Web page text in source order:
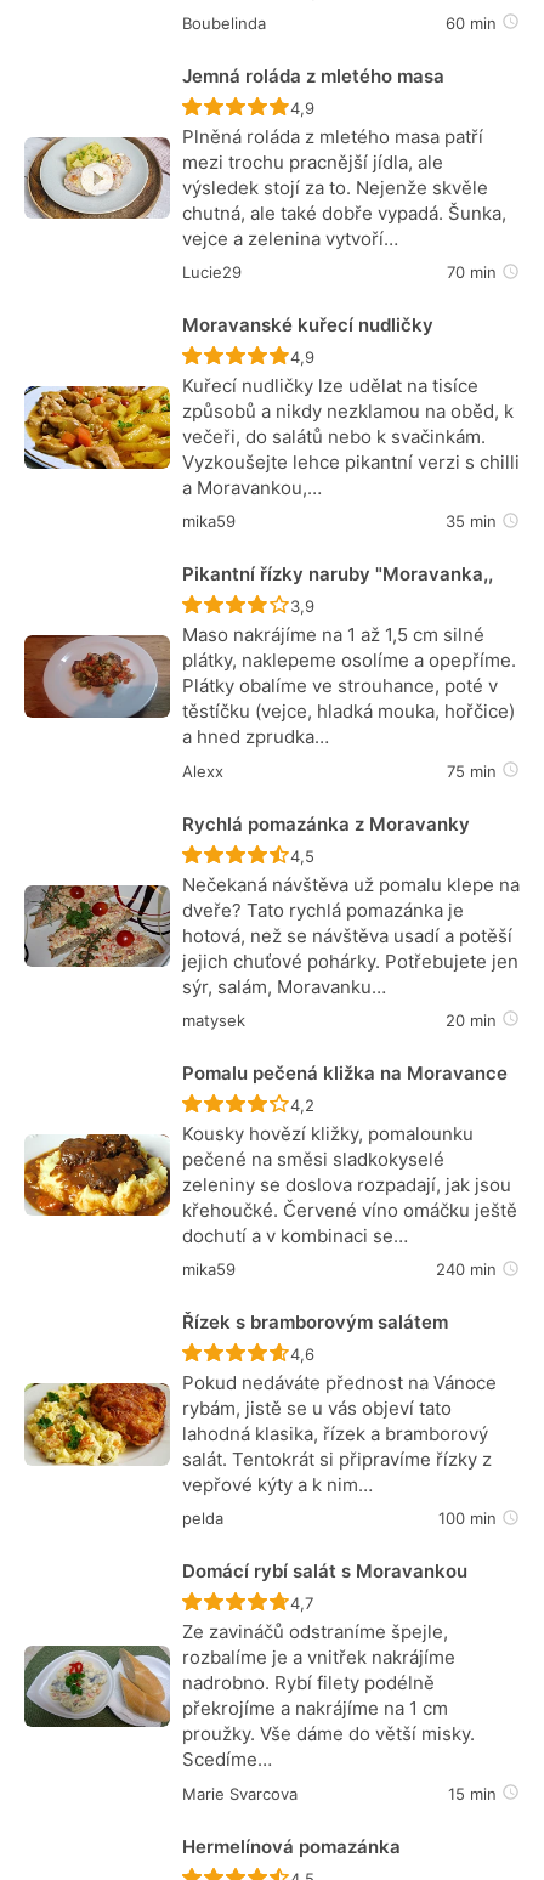
Boubelinda 60 min
Jemná roláda z mletého masa
Recept ještě nebyl hodnocen
4,9
Plněná roláda z mletého masa patří
mezi trochu pracnější jídla, ale
výsledek stojí za to. Nejenže skvěle
chutná, ale také dobře vypadá. Šunka,
vejce a zelenina vytvoří…
Lucie29 70 min
Moravanské kuřecí nudličky
Recept ještě nebyl hodnocen
4,9
Kuřecí nudličky lze udělat na tisíce
způsobů a nikdy nezklamou na oběd, k
večeři, do salátů nebo k svačinkám.
Vyzkoušejte lehce pikantní verzi s chilli
a Moravankou,…
mika59 35 min
Pikantní řízky naruby "Moravanka,,
Recept ještě nebyl hodnocen
3,9
Maso nakrájíme na 1 až 1,5 cm silné
plátky, naklepeme osolíme a opepříme.
Plátky obalíme ve strouhance, poté v
těstíčku (vejce, hladká mouka, hořčice)
a hned zprudka…
Alexx 75 min
Rychlá pomazánka z Moravanky
Recept ještě nebyl hodnocen
4,5
Nečekaná návštěva už pomalu klepe na
dveře? Tato rychlá pomazánka je
hotová, než se návštěva usadí a potěší
jejich chuťové pohárky. Potřebujete jen
sýr, salám, Moravanku…
matysek 20 min
Pomalu pečená kližka na Moravance
Recept ještě nebyl hodnocen
4,2
Kousky hovězí kližky, pomalounku
pečené na směsi sladkokyselé
zeleniny se doslova rozpadají, jak jsou
křehoučké. Červené víno omáčku ještě
dochutí a v kombinaci se…
mika59 240 min
Řízek s bramborovým salátem
Recept ještě nebyl hodnocen
4,6
Pokud nedáváte přednost na Vánoce
rybám, jistě se u vás objeví tato
lahodná klasika, řízek a bramborový
salát. Tentokrát si připravíme řízky z
vepřové kýty a k nim…
pelda 100 min
Domácí rybí salát s Moravankou
Recept ještě nebyl hodnocen
4,7
Ze zavináčů odstraníme špejle,
rozbalíme je a vnitřek nakrájíme
nadrobno. Rybí filety podélně
překrojíme a nakrájíme na 1 cm
proužky. Vše dáme do větší misky.
Scedíme…
Marie Svarcova 15 min
Hermelínová pomazánka